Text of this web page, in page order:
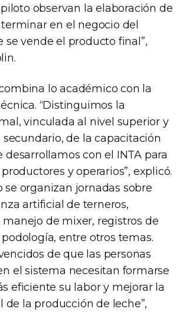
observan la elaboración de
en el negocio del
se vende el producto final”,
lo académico con la
“Distinguimos la
vinculada al nivel superior y
de la capacitación
desarrollamos con el INTA para
y operarios”, explicó.
se organizan jornadas sobre
artificial de terneros,
de mixer, registros de
entre otros temas.
de que las personas
el sistema necesitan formarse
eficiente su labor y mejorar la
de la producción de leche”,